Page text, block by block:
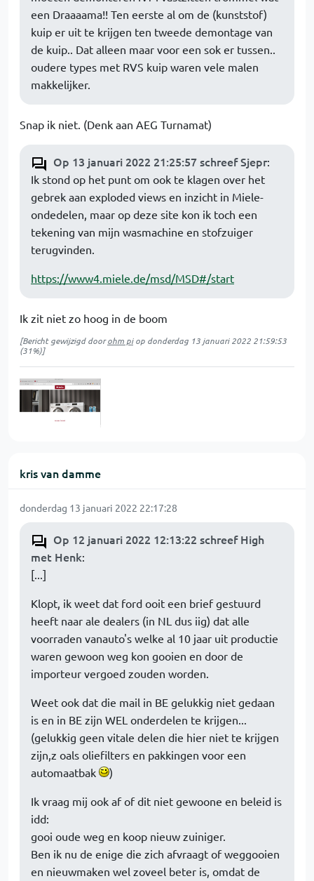
een Draaaama!! Ten eerste al om de (kunststof)
kuip er uit te krijgen ten tweede demontage van
de kuip.. Dat alleen maar voor een sok er tussen..
oudere types met RVS kuip waren vele malen
makkelijker.
Snap ik niet. (Denk aan AEG Turnamat)
Op 13 januari 2022 21:25:57 schreef Sjepr:
Ik stond op het punt om ook te klagen over het
gebrek aan exploded views en inzicht in Miele-
ondedelen, maar op deze site kon ik toch een
tekening van mijn wasmachine en stofzuiger
terugvinden.
https://www4.miele.de/msd/MSD#/start
Ik zit niet zo hoog in de boom
[Bericht gewijzigd doorohm piop donderdag 13 januari 2022 21:59:53
(31%)]
kris van damme
donderdag 13 januari 2022 22:17:28
Op 12 januari 2022 12:13:22 schreef High
met Henk:
[...]
Klopt, ik weet dat ford ooit een brief gestuurd
heeft naar ale dealers (in NL dus iig) dat alle
voorraden vanauto's welke al 10 jaar uit productie
waren gewoon weg kon gooien en door de
importeur vergoed zouden worden.
Weet ook dat die mail in BE gelukkig niet gedaan
is en in BE zijn WEL onderdelen te krijgen...
(gelukkig geen vitale delen die hier niet te krijgen
zijn,z oals oliefilters en pakkingen voor een
automaatbak
)
Ik vraag mij ook af of dit niet gewoone en beleid is
idd:
gooi oude weg en koop nieuw zuiniger.
Ben ik nu de enige die zich afvraagt of weggooien
en nieuwmaken wel zoveel beter is, omdat de